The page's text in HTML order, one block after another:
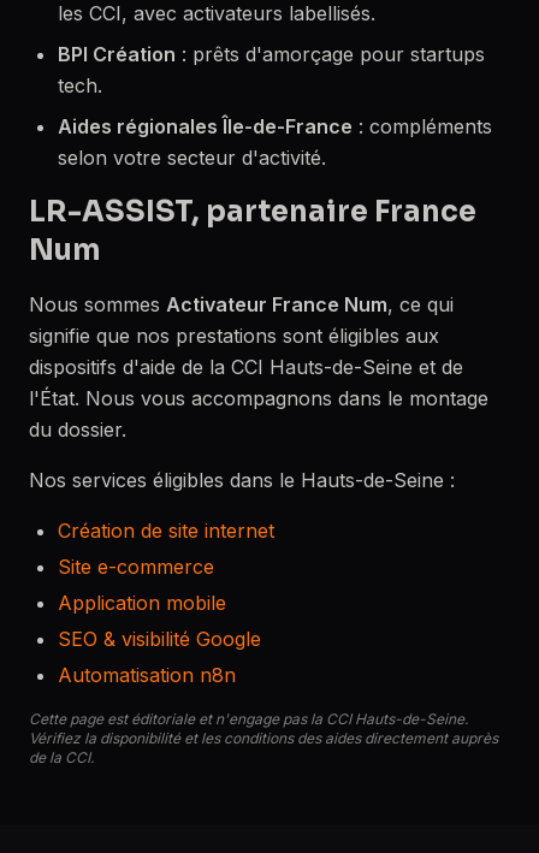
les CCI, avec activateurs labellisés.
BPI Création : prêts d'amorçage pour startups
tech.
Aides régionales Île-de-France : compléments
selon votre secteur d'activité.
LR-ASSIST, partenaire France
Num
Nous sommes Activateur France Num, ce qui
signifie que nos prestations sont éligibles aux
dispositifs d'aide de la CCI Hauts-de-Seine et de
l'État. Nous vous accompagnons dans le montage
du dossier.
Nos services éligibles dans le Hauts-de-Seine :
Création de site internet
Site e-commerce
Application mobile
SEO & visibilité Google
Automatisation n8n
Cette page est éditoriale et n'engage pas la CCI Hauts-de-Seine.
Vérifiez la disponibilité et les conditions des aides directement auprès
de la CCI.